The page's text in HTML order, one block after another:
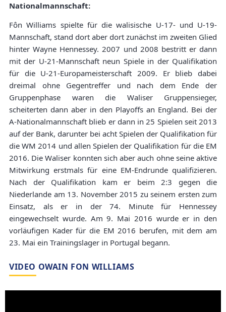
Nationalmannschaft:
Fôn Williams spielte für die walisische U-17- und U-19-
Mannschaft, stand dort aber dort zunächst im zweiten Glied
hinter Wayne Hennessey. 2007 und 2008 bestritt er dann
mit der U-21-Mannschaft neun Spiele in der Qualifikation
für die U-21-Europameisterschaft 2009. Er blieb dabei
dreimal ohne Gegentreffer und nach dem Ende der
Gruppenphase waren die Waliser Gruppensieger,
scheiterten dann aber in den Playoffs an England. Bei der
A-Nationalmannschaft blieb er dann in 25 Spielen seit 2013
auf der Bank, darunter bei acht Spielen der Qualifikation für
die WM 2014 und allen Spielen der Qualifikation für die EM
2016. Die Waliser konnten sich aber auch ohne seine aktive
Mitwirkung erstmals für eine EM-Endrunde qualifizieren.
Nach der Qualifikation kam er beim 2:3 gegen die
Niederlande am 13. November 2015 zu seinem ersten zum
Einsatz, als er in der 74. Minute für Hennessey
eingewechselt wurde. Am 9. Mai 2016 wurde er in den
vorläufigen Kader für die EM 2016 berufen, mit dem am
23. Mai ein Trainingslager in Portugal begann.
VIDEO OWAIN FON WILLIAMS